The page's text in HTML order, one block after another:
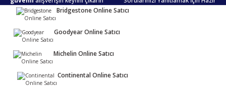
Bridgestone Online Satıcı
Goodyear Online Satıcı
Michelin Online Satıcı
Continental Online Satıcı